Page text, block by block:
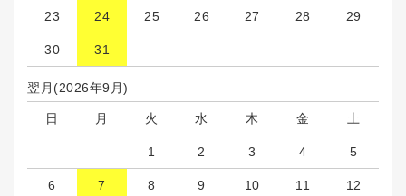
23 24 25 26 27 28 29
30 31
翌月(2026年9月)
日 月 火 水 木 金 土
1 2 3 4 5
6 7 8 9 10 11 12